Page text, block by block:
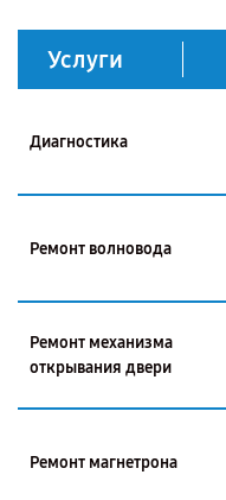
Услуги
Диагностика
Ремонт волновода
Ремонт механизма
открывания двери
Ремонт магнетрона